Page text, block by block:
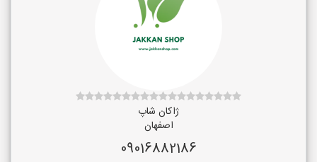
ژاکان شاپ
اصفهان
09016882186